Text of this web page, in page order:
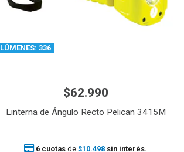
LÚMENES: 336
$62.990
Linterna de Ángulo Recto Pelican 3415M
6 cuotas de $10.498 sin interés.